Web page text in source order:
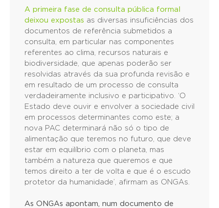
A primeira fase de consulta pública formal
deixou expostas as diversas insuficiências dos
documentos de referência submetidos a
consulta, em particular nas componentes
referentes ao clima, recursos naturais e
biodiversidade, que apenas poderão ser
resolvidas através da sua profunda revisão e
em resultado de um processo de consulta
verdadeiramente inclusivo e participativo. ‘O
Estado deve ouvir e envolver a sociedade civil
em processos determinantes como este; a
nova PAC determinará não só o tipo de
alimentação que teremos no futuro, que deve
estar em equilíbrio com o planeta, mas
também a natureza que queremos e que
temos direito a ter de volta e que é o escudo
protetor da humanidade’, afirmam as ONGAs.
As ONGAs apontam, num documento de